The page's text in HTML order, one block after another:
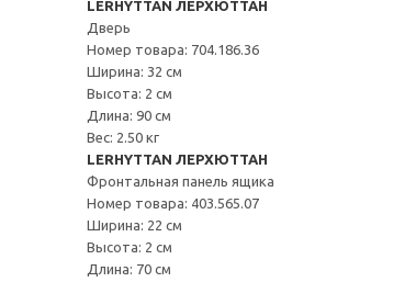
LERHYTTAN ЛЕРХЮТТАН
Дверь
Номер товара: 704.186.36
Ширина: 32 см
Высота: 2 см
Длина: 90 см
Вес: 2.50 кг
LERHYTTAN ЛЕРХЮТТАН
Фронтальная панель ящика
Номер товара: 403.565.07
Ширина: 22 см
Высота: 2 см
Длина: 70 см